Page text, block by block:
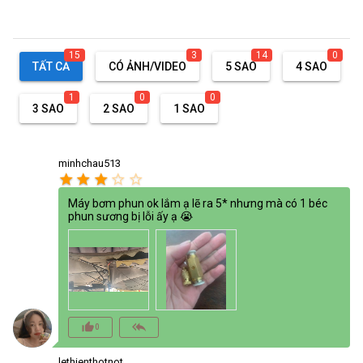
TẤT CẢ
15
CÓ ẢNH/VIDEO
3
5 SAO
14
4 SAO
0
3 SAO
1
2 SAO
0
1 SAO
0
minhchau513
star star star star_border star_border
Máy bơm phun ok lắm ạ lẽ ra 5* nhưng mà có 1 béc
phun sương bị lỗi ấy ạ 😭
thumb_up_alt0 reply_all